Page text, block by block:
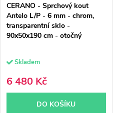
CERANO - Sprchový kout
Antelo L/P - 6 mm - chrom,
transparentní sklo -
90x50x190 cm - otočný
Skladem
6 480 Kč
DO KOŠÍKU